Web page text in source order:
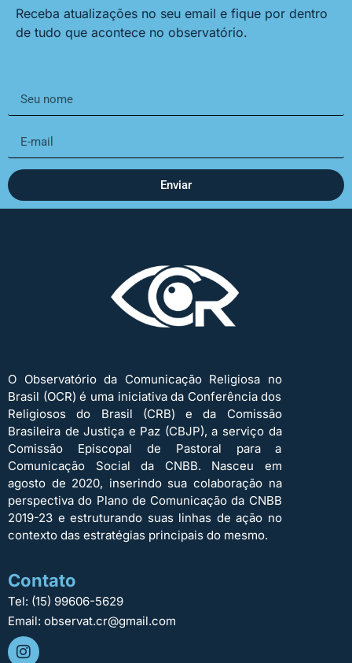
Receba atualizações no seu email e fique por dentro
de tudo que acontece no observatório.
Enviar
O Observatório da Comunicação Religiosa no
Brasil (OCR) é uma iniciativa da Conferência dos
Religiosos do Brasil (CRB) e da Comissão
Brasileira de Justiça e Paz (CBJP), a serviço da
Comissão Episcopal de Pastoral para a
Comunicação Social da CNBB. Nasceu em
agosto de 2020, inserindo sua colaboração na
perspectiva do Plano de Comunicação da CNBB
2019-23 e estruturando suas linhas de ação no
contexto das estratégias principais do mesmo.
Contato
Tel: (15) 99606-5629
Email: observat.cr@gmail.com